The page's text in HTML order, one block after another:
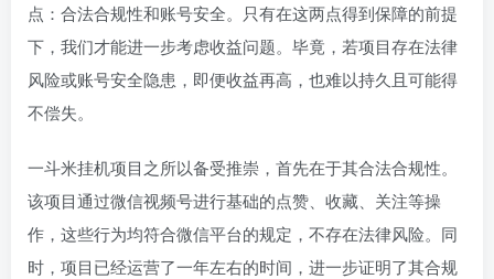
点：合法合规性和账号安全。只有在这两点得到保障的前提
下，我们才能进一步考虑收益问题。毕竟，若项目存在法律
风险或账号安全隐患，即便收益再高，也难以持久且可能得
不偿失。
一斗米挂机项目之所以备受推崇，首先在于其合法合规性。
该项目通过微信视频号进行基础的点赞、收藏、关注等操
作，这些行为均符合微信平台的规定，不存在法律风险。同
时，项目已经运营了一年左右的时间，进一步证明了其合规